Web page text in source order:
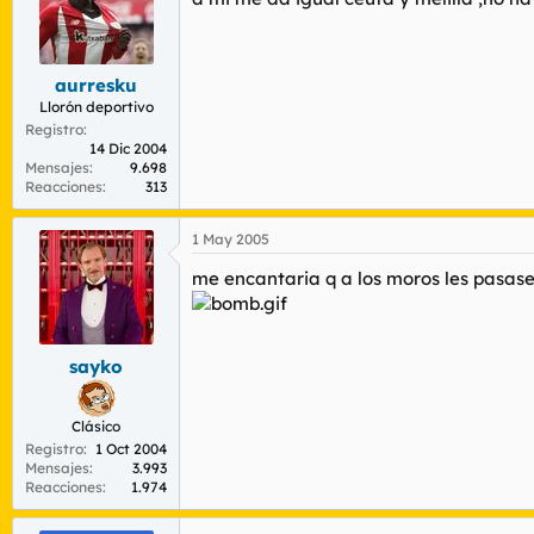
aurresku
Llorón deportivo
Registro
14 Dic 2004
Mensajes
9.698
Reacciones
313
sayko
Clásico
Registro
1 Oct 2004
Mensajes
3.993
Reacciones
1.974
1 May 2005
me encantaria q a los moros les